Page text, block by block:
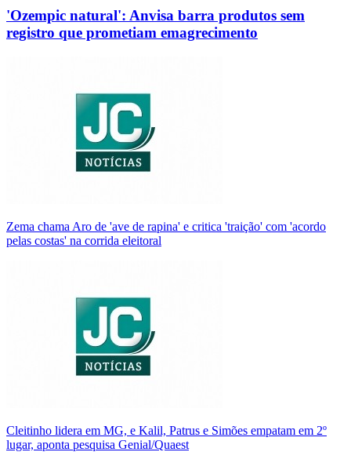
'Ozempic natural': Anvisa barra produtos sem
registro que prometiam emagrecimento
Zema chama Aro de 'ave de rapina' e critica 'traição' com 'acordo
pelas costas' na corrida eleitoral
Cleitinho lidera em MG, e Kalil, Patrus e Simões empatam em 2º
lugar, aponta pesquisa Genial/Quaest